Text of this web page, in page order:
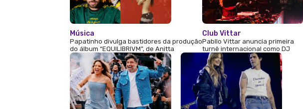
Música
Papatinho divulga bastidores da produção
do álbum “EQUILIBRIVM”, de Anitta
Club Vittar
Pabllo Vittar anuncia primeira
turnê internacional como DJ